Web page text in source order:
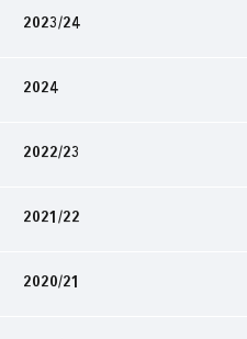
2023/24
2024
2022/23
2021/22
2020/21